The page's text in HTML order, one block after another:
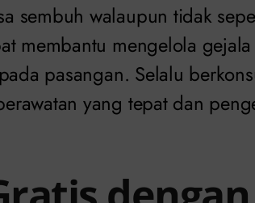
sembuh walaupun tidak
membantu mengelola
pasangan. Selalu
yang tepat dan